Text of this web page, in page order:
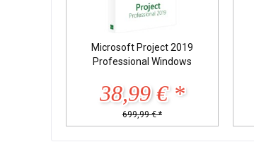
Microsoft Project 2019
Professional Windows
38,99 € *
699,99 € *